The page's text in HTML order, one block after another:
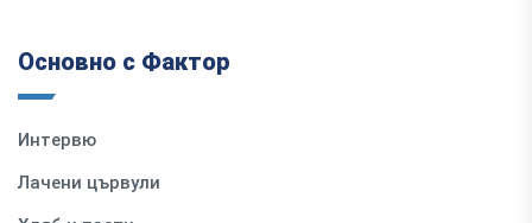
Основно с Фактор
Интервю
Лачени цървули